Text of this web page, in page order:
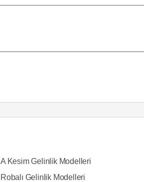
A Kesim Gelinlik Modelleri
Robalı Gelinlik Modelleri